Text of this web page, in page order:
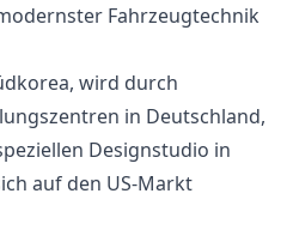
Fahrzeugtechnik
wird durch
in Deutschland,
Designstudio in
auf den US-Markt